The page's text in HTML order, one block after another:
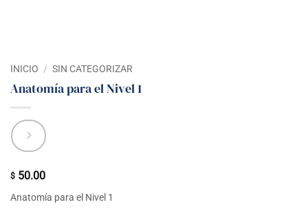
INICIO / SIN CATEGORIZAR
Anatomía para el Nivel 1
$ 50.00
Anatomía para el Nivel 1